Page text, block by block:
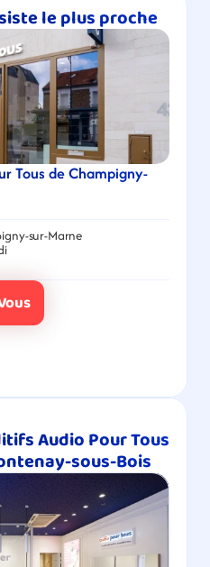
le plus proche
Tous de Champigny-
sur-Marne
Audio Pour Tous
sous-Bois